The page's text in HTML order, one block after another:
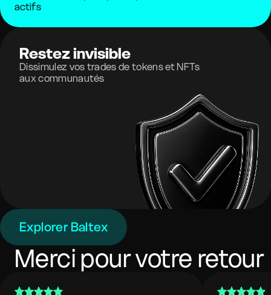
actifs
Restez invisible
Dissimulez vos trades de tokens et NFTs
aux communautés
Explorer Baltex
Merci pour votre retour